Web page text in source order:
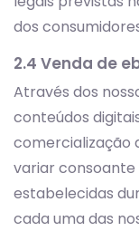
dos
2.4 Venda de
Através dos
conteúdos
comercialização
variar
estabelecidas
cada uma das